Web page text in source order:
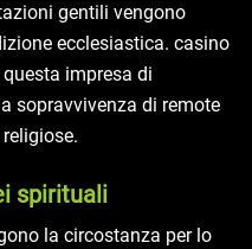
gentili vengono
ecclesiastica. casino
impresa di
sopravvivenza di remote
spirituali
la circostanza per lo